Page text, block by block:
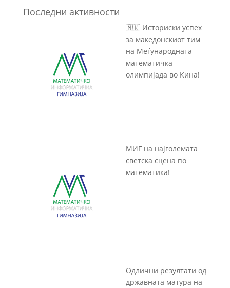
Последни активности
🇲🇰 Историски успех
за македонскиот тим
на Меѓународната
математичка
олимпијада во Кина!
МИГ на најголемата
светска сцена по
математика!
Одлични резултати од
државната матура на